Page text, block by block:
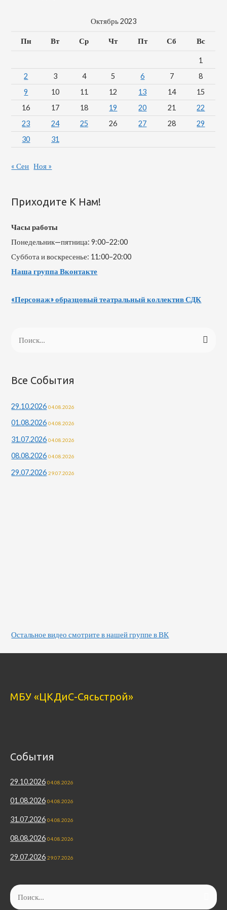
Октябрь 2023
Пн Вт Ср Чт Пт Сб Вс
1
2
3 4 5 6 7
8
9
10 11 12 13 14
15
16
17 18 19 20 21
22
23
24 25 26 27 28
29
30
31
« Сен Ноя »
Приходите К Нам!
Часы работы
Понедельник—пятница: 9:00–22:00
Суббота и воскресенье: 11:00–20:00
Наша группа Вконтакте
«Персонаж» образцовый театральный коллектив СДК
т
:
Все События
29.10.2026 04.08.2026
01.08.2026 04.08.2026
31.07.2026 04.08.2026
08.08.2026 04.08.2026
29.07.2026 29.07.2026
Остальное видео смотрите в нашей группе в ВК
МБУ «ЦКДиС-Сясьстрой»
События
29.10.2026 04.08.2026
01.08.2026 04.08.2026
31.07.2026 04.08.2026
08.08.2026 04.08.2026
29.07.2026 29.07.2026
Найти: